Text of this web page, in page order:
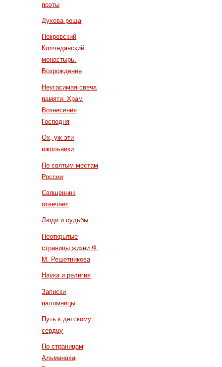
поэты
Духова роща
Покровский
Колчеданский
монастырь.
Возрождение
Неугасимая свеча
памяти. Храм
Вознесения
Господня
Ох, уж эти
школьники
По святым местам
России
Священник
отвечает
Люди и судьбы
Неоткрытые
страницы жизни Ф.
М. Решетникова
Наука и религия
Записки
паломницы
Путь к детскому
сердцу
По страницам
Альманаха